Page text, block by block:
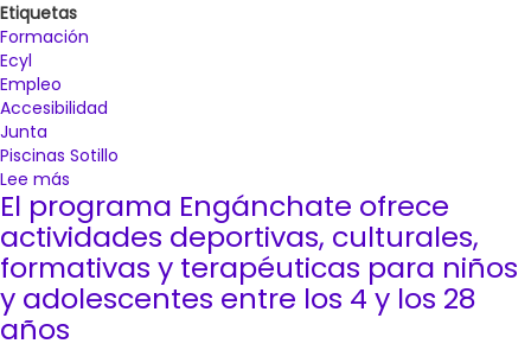
Etiquetas
Formación
Ecyl
Empleo
Accesibilidad
Junta
Piscinas Sotillo
Lee más
El
Programa
Mixto
de
Formación
El programa Engánchate ofrece
actividades deportivas, culturales,
formativas y terapéuticas para niños
y adolescentes entre los 4 y los 28
años